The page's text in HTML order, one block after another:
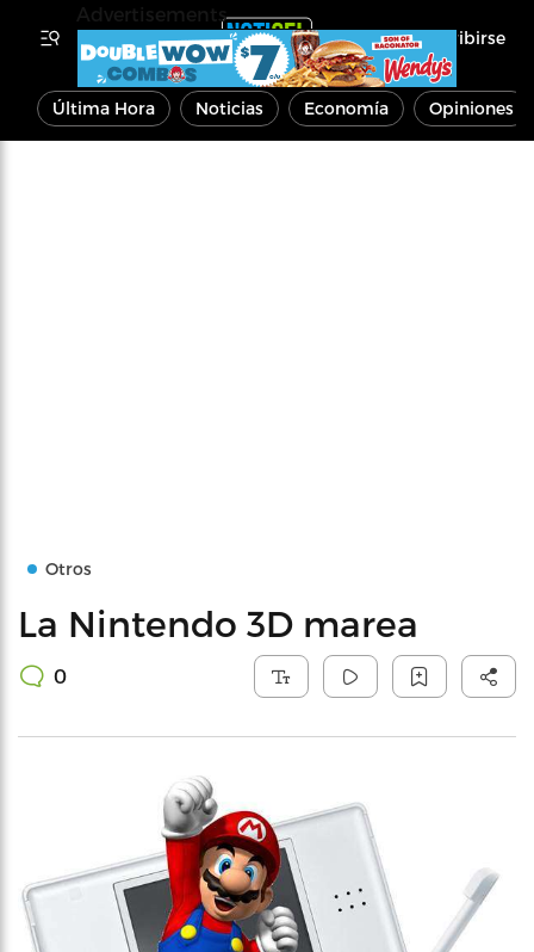
Inscribirse
Última Hora Noticias Economía Opiniones
Otros
La Nintendo 3D marea
0
Advertisements